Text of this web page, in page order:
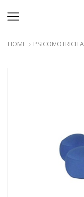
HOME PSICOMOTRICITA